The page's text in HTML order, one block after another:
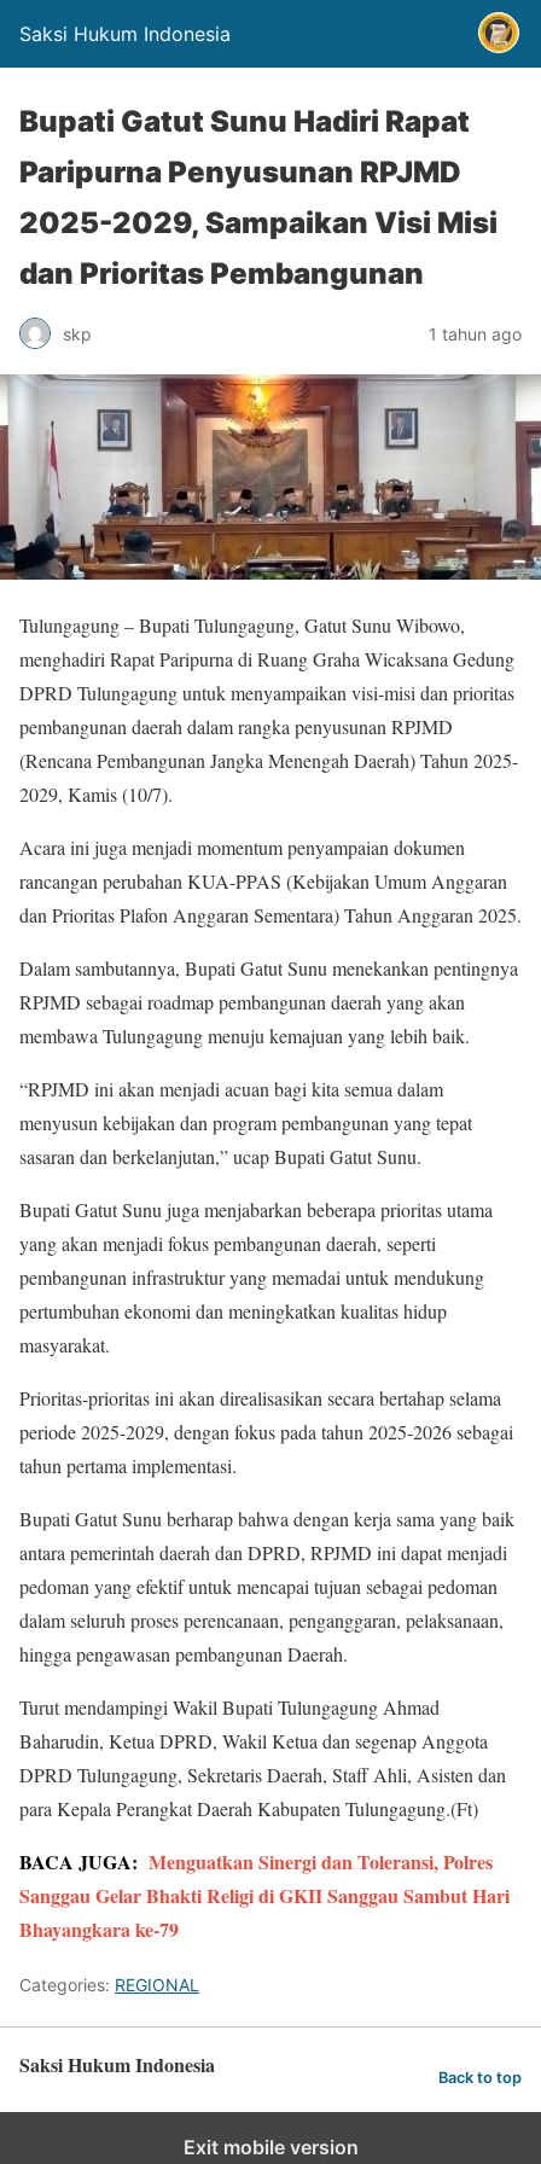
Saksi Hukum Indonesia
Bupati Gatut Sunu Hadiri Rapat
Paripurna Penyusunan RPJMD
2025-2029, Sampaikan Visi Misi
dan Prioritas Pembangunan
skp 1 tahun ago
Tulungagung – Bupati Tulungagung, Gatut Sunu Wibowo,
menghadiri Rapat Paripurna di Ruang Graha Wicaksana Gedung
DPRD Tulungagung untuk menyampaikan visi-misi dan prioritas
pembangunan daerah dalam rangka penyusunan RPJMD
(Rencana Pembangunan Jangka Menengah Daerah) Tahun 2025-
2029, Kamis (10/7).
Acara ini juga menjadi momentum penyampaian dokumen
rancangan perubahan KUA-PPAS (Kebijakan Umum Anggaran
dan Prioritas Plafon Anggaran Sementara) Tahun Anggaran 2025.
Dalam sambutannya, Bupati Gatut Sunu menekankan pentingnya
RPJMD sebagai roadmap pembangunan daerah yang akan
membawa Tulungagung menuju kemajuan yang lebih baik.
“RPJMD ini akan menjadi acuan bagi kita semua dalam
menyusun kebijakan dan program pembangunan yang tepat
sasaran dan berkelanjutan,” ucap Bupati Gatut Sunu.
Bupati Gatut Sunu juga menjabarkan beberapa prioritas utama
yang akan menjadi fokus pembangunan daerah, seperti
pembangunan infrastruktur yang memadai untuk mendukung
pertumbuhan ekonomi dan meningkatkan kualitas hidup
masyarakat.
Prioritas-prioritas ini akan direalisasikan secara bertahap selama
periode 2025-2029, dengan fokus pada tahun 2025-2026 sebagai
tahun pertama implementasi.
Bupati Gatut Sunu berharap bahwa dengan kerja sama yang baik
antara pemerintah daerah dan DPRD, RPJMD ini dapat menjadi
pedoman yang efektif untuk mencapai tujuan sebagai pedoman
dalam seluruh proses perencanaan, penganggaran, pelaksanaan,
hingga pengawasan pembangunan Daerah.
Turut mendampingi Wakil Bupati Tulungagung Ahmad
Baharudin, Ketua DPRD, Wakil Ketua dan segenap Anggota
DPRD Tulungagung, Sekretaris Daerah, Staff Ahli, Asisten dan
para Kepala Perangkat Daerah Kabupaten Tulungagung.(Ft)
BACA JUGA: Menguatkan Sinergi dan Toleransi, Polres
Sanggau Gelar Bhakti Religi di GKII Sanggau Sambut Hari
Bhayangkara ke-79
Categories: REGIONAL
Saksi Hukum Indonesia Back to top
Exit mobile version